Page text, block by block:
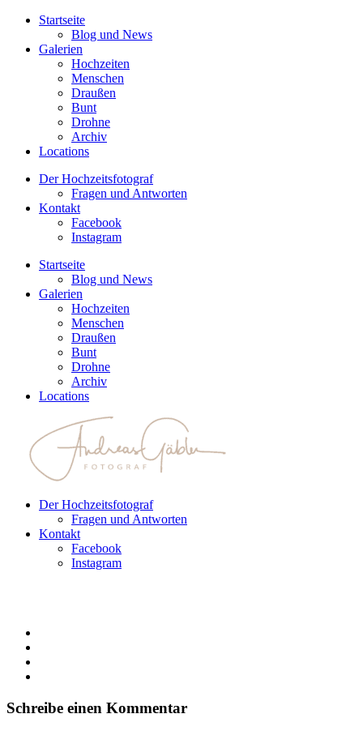
Startseite
Blog und News
Galerien
Hochzeiten
Menschen
Draußen
Bunt
Drohne
Archiv
Locations
Der Hochzeitsfotograf
Fragen und Antworten
Kontakt
Facebook
Instagram
Startseite
Blog und News
Galerien
Hochzeiten
Menschen
Draußen
Bunt
Drohne
Archiv
Locations
Der Hochzeitsfotograf
Fragen und Antworten
Kontakt
Facebook
Instagram
Schreibe einen Kommentar